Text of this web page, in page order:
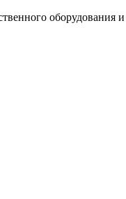
оборудования